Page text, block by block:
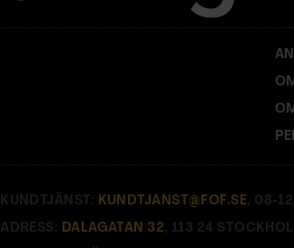
KUNDTJÄNST: KUNDTJANST@FOF.SE, 08-
ADRESS: DALAGATAN 32 , 113 24